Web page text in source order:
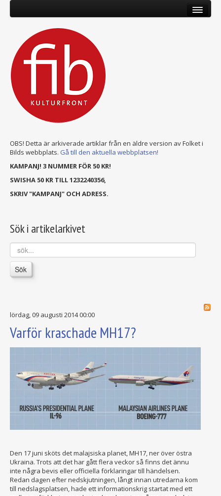
OBS! Detta är arkiverade artiklar från en äldre version av Folket i
Bilds webbplats. Gå till den aktuella webbplatsen!
KAMPANJ! 3 NUMMER FÖR 50 KR!
SWISHA 50 KR TILL 1232240356,
SKRIV "KAMPANJ" OCH ADRESS.
Sök i artikelarkivet
sök...
Sök
lördag, 09 augusti 2014 00:00
Varför kraschade MH17?
Den 17 juni sköts det malajsiska planet, MH17, ner över östra
Ukraina. Trots att det har gått flera veckor så finns det ännu
inte några bevis eller officiella förklaringar till händelsen.
Redan dagen efter nedskjutningen, långt innan utredarna kom
till nedslagsplatsen, hade ett informationskrig startat med ett